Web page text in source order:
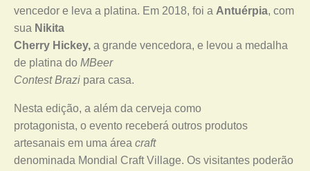
vencedor e leva a platina. Em 2018, foi a Antuérpia, com
sua Nikita
Cherry Hickey, a grande vencedora, e levou a medalha
de platina do MBeer
Contest Brazi para casa.
Nesta edição, a além da cerveja como
protagonista, o evento receberá outros produtos
artesanais em uma área craft
denominada Mondial Craft Village. Os visitantes poderão